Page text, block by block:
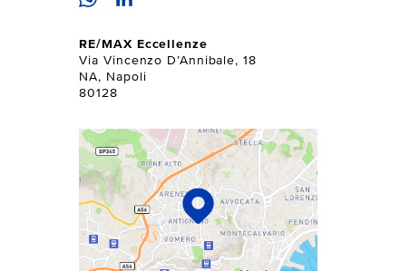
RE/MAX Eccellenze
Via Vincenzo D’Annibale, 18
NA, Napoli
80128